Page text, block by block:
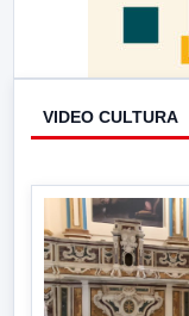
VIDEO CULTURA